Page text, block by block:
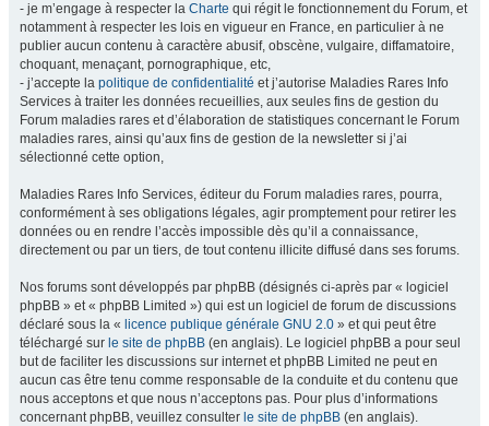
- je m’engage à respecter la Charte qui régit le fonctionnement du Forum, et
notamment à respecter les lois en vigueur en France, en particulier à ne
publier aucun contenu à caractère abusif, obscène, vulgaire, diffamatoire,
choquant, menaçant, pornographique, etc,
- j’accepte la politique de confidentialité et j’autorise Maladies Rares Info
Services à traiter les données recueillies, aux seules fins de gestion du
Forum maladies rares et d’élaboration de statistiques concernant le Forum
maladies rares, ainsi qu’aux fins de gestion de la newsletter si j’ai
sélectionné cette option,
Maladies Rares Info Services, éditeur du Forum maladies rares, pourra,
conformément à ses obligations légales, agir promptement pour retirer les
données ou en rendre l’accès impossible dès qu’il a connaissance,
directement ou par un tiers, de tout contenu illicite diffusé dans ses forums.
Nos forums sont développés par phpBB (désignés ci-après par « logiciel
phpBB » et « phpBB Limited ») qui est un logiciel de forum de discussions
déclaré sous la « licence publique générale GNU 2.0 » et qui peut être
téléchargé sur le site de phpBB (en anglais). Le logiciel phpBB a pour seul
but de faciliter les discussions sur internet et phpBB Limited ne peut en
aucun cas être tenu comme responsable de la conduite et du contenu que
nous acceptons et que nous n’acceptons pas. Pour plus d’informations
concernant phpBB, veuillez consulter le site de phpBB (en anglais).